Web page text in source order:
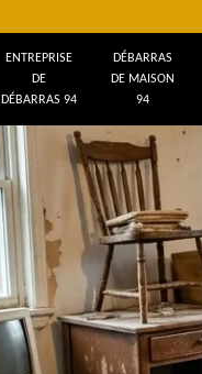
ENTREPRISE
DE
DÉBARRAS 94
DÉBARRAS
DE MAISON
94